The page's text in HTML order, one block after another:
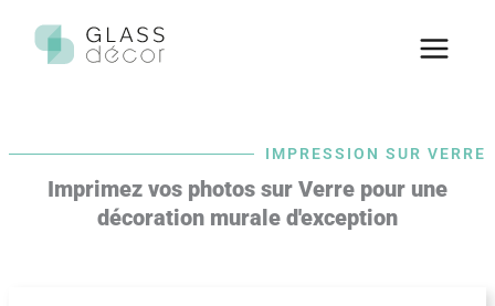
contenu
IMPRESSION SUR VERRE
Imprimez vos photos sur Verre pour une
décoration murale d'exception